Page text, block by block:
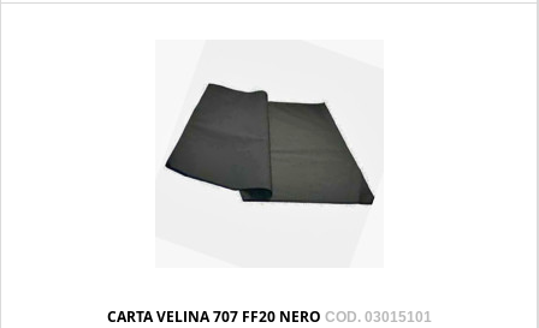
CARTA VELINA 707 FF20 NERO COD. 03015101